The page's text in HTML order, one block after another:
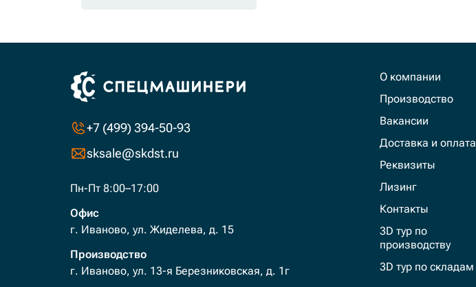
+7 (499) 394-50-93
sksale@skdst.ru
Пн-Пт 8:00–17:00
Офис
г. Иваново, ул. Жиделева, д. 15
Производство
г. Иваново, ул. 13-я Березниковская, д. 1г
О компании
Производство
Вакансии
Доставка и оплата
Реквизиты
Лизинг
Контакты
3D тур по
производству
3D тур по складам